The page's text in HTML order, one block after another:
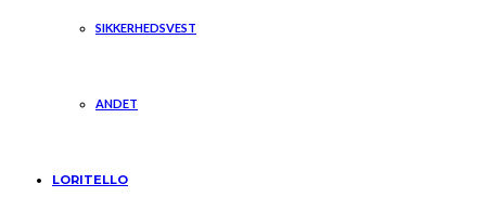
SIKKERHEDSVEST
ANDET
LORITELLO